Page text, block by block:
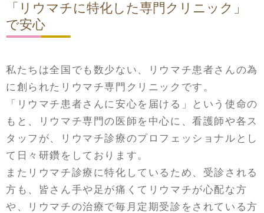
「リウマチに特化した専門クリニック」
で安心
私たちは全国でも数少ない、リウマチ患者さんの為
に創られたリウマチ専門クリニックです。
「リウマチ患者さんに安心を届ける」という使命の
もと、リウマチ専門の医師を中心に、看護師や各ス
タッフが、リウマチ診療のプロフェッショナルとし
て日々研鑽をしております。
またリウマチ診療に特化しているため、受診される
方も、皆さん手や足が痛くてリウマチが心配な方
や、リウマチの治療で毎月定期受診をされている方